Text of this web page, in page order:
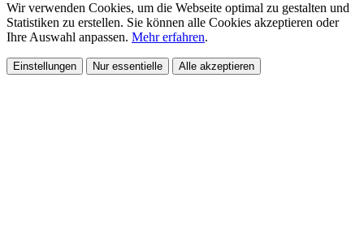
Wir verwenden Cookies, um die Webseite optimal zu gestalten und
Statistiken zu erstellen. Sie können alle Cookies akzeptieren oder
Ihre Auswahl anpassen. Mehr erfahren.
Einstellungen Nur essentielle Alle akzeptieren